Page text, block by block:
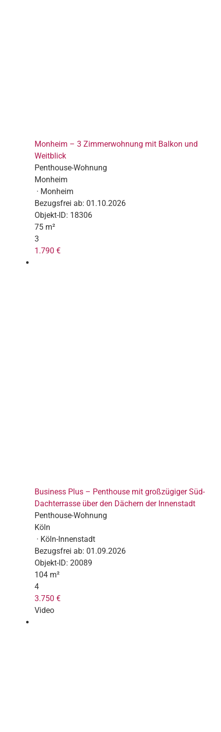
Monheim – 3 Zimmerwohnung mit Balkon und
Weitblick
Penthouse-Wohnung
Monheim
· Monheim
Bezugsfrei ab: 01.10.2026
Objekt-ID: 18306
75 m²
3
1.790 €
Business Plus – Penthouse mit großzügiger Süd-
Dachterrasse über den Dächern der Innenstadt
Penthouse-Wohnung
Köln
· Köln-Innenstadt
Bezugsfrei ab: 01.09.2026
Objekt-ID: 20089
104 m²
4
3.750 €
Video